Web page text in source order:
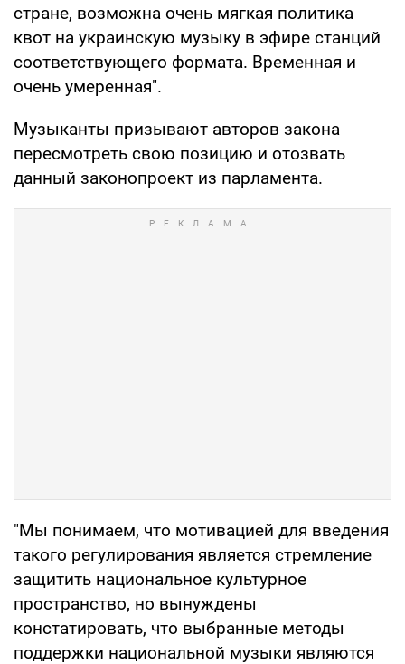
стране, возможна очень мягкая политика
квот на украинскую музыку в эфире станций
соответствующего формата. Временная и
очень умеренная".
Музыканты призывают авторов закона
пересмотреть свою позицию и отозвать
данный законопроект из парламента.
"Мы понимаем, что мотивацией для введения
такого регулирования является стремление
защитить национальное культурное
пространство, но вынуждены
констатировать, что выбранные методы
поддержки национальной музыки являются